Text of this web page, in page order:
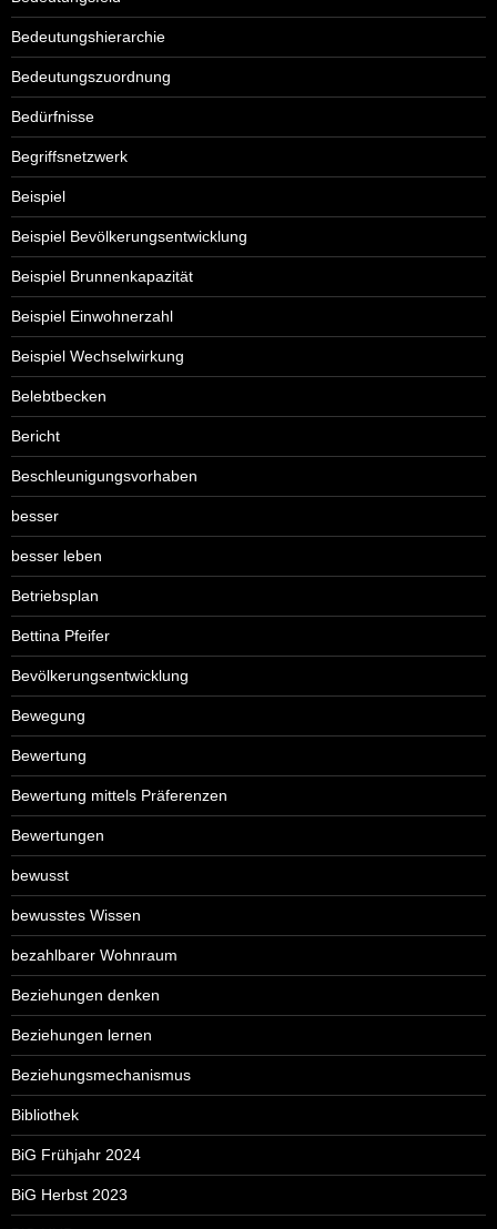
Bedeutungshierarchie
Bedeutungszuordnung
Bedürfnisse
Begriffsnetzwerk
Beispiel
Beispiel Bevölkerungsentwicklung
Beispiel Brunnenkapazität
Beispiel Einwohnerzahl
Beispiel Wechselwirkung
Belebtbecken
Bericht
Beschleunigungsvorhaben
besser
besser leben
Betriebsplan
Bettina Pfeifer
Bevölkerungsentwicklung
Bewegung
Bewertung
Bewertung mittels Präferenzen
Bewertungen
bewusst
bewusstes Wissen
bezahlbarer Wohnraum
Beziehungen denken
Beziehungen lernen
Beziehungsmechanismus
Bibliothek
BiG Frühjahr 2024
BiG Herbst 2023